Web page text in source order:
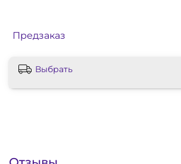
Предзаказ
Выбрать